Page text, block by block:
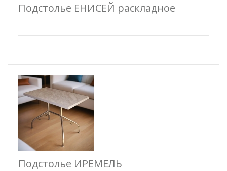
Подстолье ЕНИСЕЙ раскладное
Подстолье ИРЕМЕЛЬ